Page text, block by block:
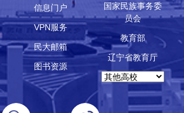
信息门户
VPN服务
民大邮箱
图书资源
国家民族事务委
员会
教育部
辽宁省教育厅